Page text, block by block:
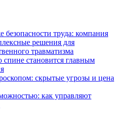
безопасности труда: компания
решения для
травматизма
спине становится главным
скрытые угрозы и цена
как управляют